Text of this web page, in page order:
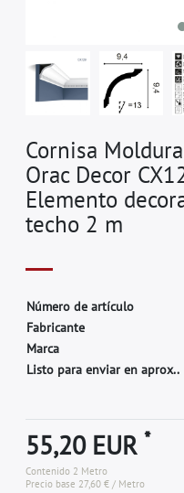
Cornisa
Orac Decor
Elemento
techo 2 m
Número de artículo
Fabricante
Marca
Listo para enviar en aprox..
55,20 EUR*
Contenido 2 Metro
Precio base 27,60 € / Metro